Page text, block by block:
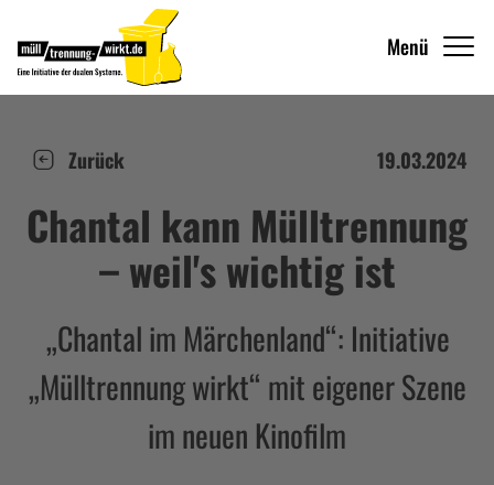
Zurück 19.03.2024
Chantal kann Mülltrennung
– weil's wichtig ist
„Chantal im Märchenland“: Initiative
„Mülltrennung wirkt“ mit eigener Szene
im neuen Kinofilm